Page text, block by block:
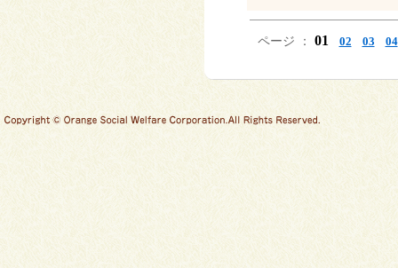
ページ ： 01 02 03 04